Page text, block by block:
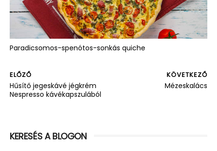
Paradicsomos-spenótos-sonkás quiche
KÖVETKEZŐ
Mézeskalács
ELŐZŐ
Hűsítő jegeskávé jégkrém
Nespresso kávékapszulából
KERESÉS A BLOGON